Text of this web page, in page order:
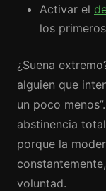
Activar el
los
¿Suena
alguien que
un poco
abstinencia
porque la
voluntad.